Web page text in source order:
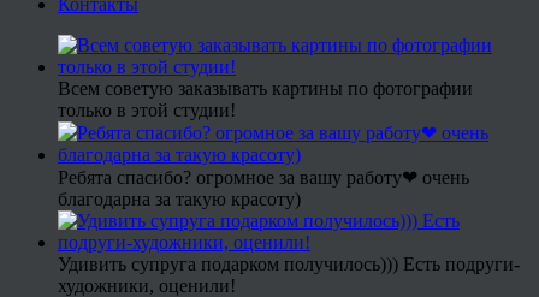
Всем советую заказывать картины по фотографии
только в этой студии!
Ребята спасибо? огромное за вашу работу❤ очень
благодарна за такую красоту)
Удивить супруга подарком получилось))) Есть подруги-
художники, оценили!